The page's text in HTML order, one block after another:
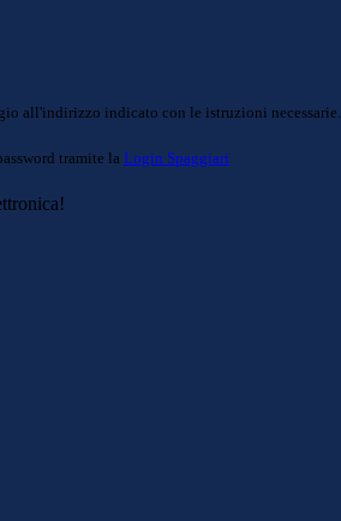
all'indirizzo indicato con le istruzioni necessarie.
tramite la Login Spaggiari